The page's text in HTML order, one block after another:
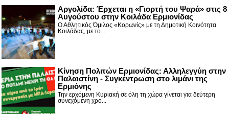
Αργολίδα: Έρχεται η «Γιορτή του Ψαρά» στις 8
Αυγούστου στην Κοιλάδα Ερμιονίδας
Ο Αθλητικός Όμιλος «Κορωνίς» με τη Δημοτική Κοινότητα
Κοιλάδας, με το...
Κίνηση Πολιτών Ερμιονίδας: Αλληλεγγύη στην
Παλαιστίνη - Συγκέντρωση στο λιμάνι της
Ερμιόνης
Την ερχόμενη Κυριακή σε όλη τη χώρα γίνεται για δεύτερη
συνεχόμενη χρο...